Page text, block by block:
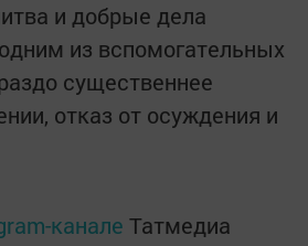
и добрые дела
из вспомогательных
существеннее
отказ от осуждения и
канале Татмедиа